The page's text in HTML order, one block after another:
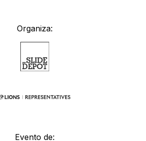
Organiza:
Evento de: